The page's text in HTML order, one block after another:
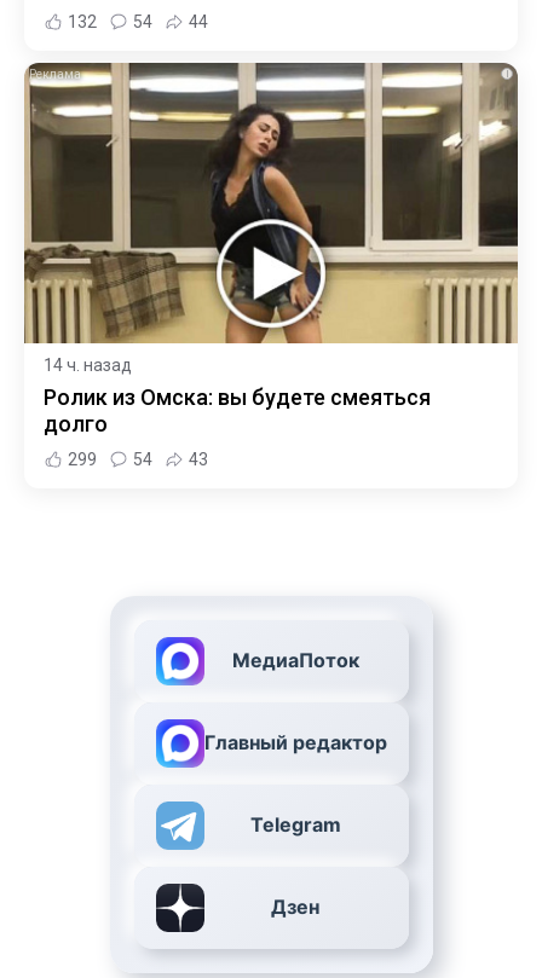
132 54 44
i
14 ч. назад
Ролик из Омска: вы будете смеяться
долго
299 54 43
МедиаПоток
Главный редактор
Telegram
Дзен